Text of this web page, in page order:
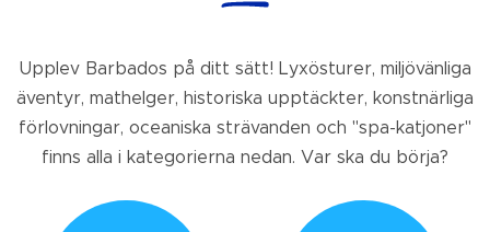
Upplev Barbados på ditt sätt! Lyxösturer, miljövänliga
äventyr, mathelger, historiska upptäckter, konstnärliga
förlovningar, oceaniska strävanden och "spa-katjoner"
finns alla i kategorierna nedan. Var ska du börja?